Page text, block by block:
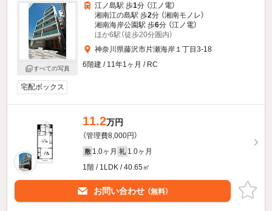
すべての写真
江ノ島駅 歩1分 （江ノ電）
湘南江の島駅 歩2分 （湘南モノレ）
湘南海岸公園駅 歩6分 （江ノ電）
ほか6駅（徒歩20分圏内）
神奈川県藤沢市片瀬海岸１丁目3-18
6階建 / 11年1ヶ月 / RC
宅配ボックス
11.2万円
（管理費8,000円）
敷 1.0ヶ月 礼 1.0ヶ月
1階 / 1LDK / 40.65㎡
お問い合わせ （無料）